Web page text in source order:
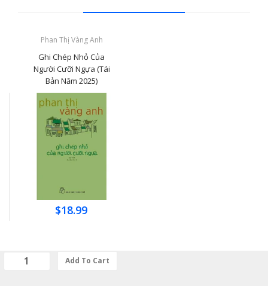
Phan Thị Vàng Anh
Ghi Chép Nhỏ Của
Người Cưỡi Ngựa (Tái
Bản Năm 2025)
$18.99
Add To Cart